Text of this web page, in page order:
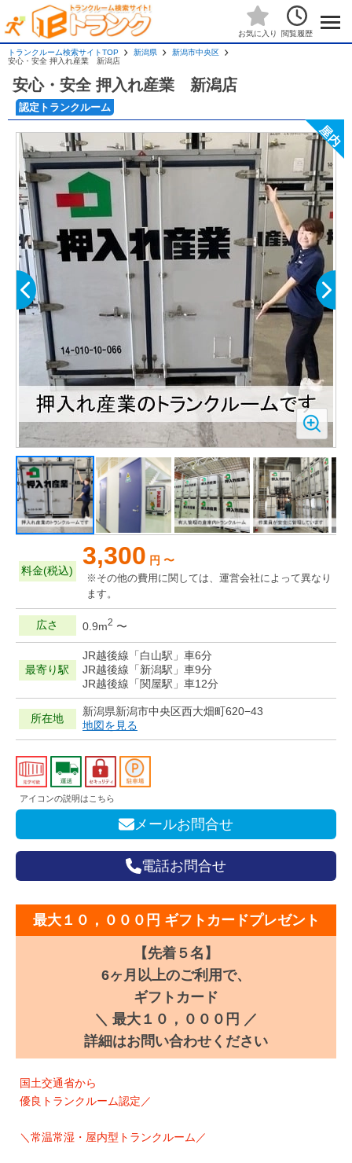
お気に入り 閲覧履歴
トランクルーム検索サイトTOP 新潟県
新潟市中央区
安心・安全 押入れ産業 新潟店
安心・安全 押入れ産業 新潟店
認定トランクルーム
料金(税込)
3,300 円 〜
※その他の費用に関しては、運営会社によって異なり
ます。
広さ 0.9m2 〜
最寄り駅
JR越後線「白山駅」車6分
JR越後線「新潟駅」車9分
JR越後線「関屋駅」車12分
所在地
新潟県新潟市中央区西大畑町620−43
地図を見る
アイコンの説明はこちら
メールお問合せ
電話お問合せ
最大１０，０００円 ギフトカードプレゼント
【先着５名】
6ヶ月以上のご利用で、
ギフトカード
＼ 最大１０，０００円 ／
詳細はお問い合わせください
国土交通省から
優良トランクルーム認定／
＼常温常湿・屋内型トランクルーム／